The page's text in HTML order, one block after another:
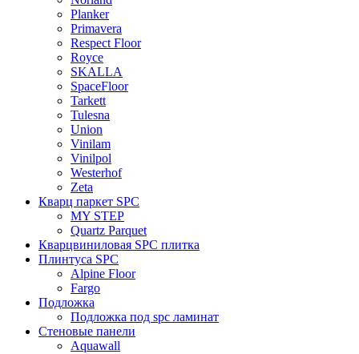
Planker
Primavera
Respect Floor
Royce
SKALLA
SpaceFloor
Tarkett
Tulesna
Union
Vinilam
Vinilpol
Westerhof
Zeta
Кварц паркет SPC
MY STEP
Quartz Parquet
Кварцвиниловая SPC плитка
Плинтуса SPC
Alpine Floor
Fargo
Подложка
Подложка под spc ламинат
Стеновые панели
Aquawall